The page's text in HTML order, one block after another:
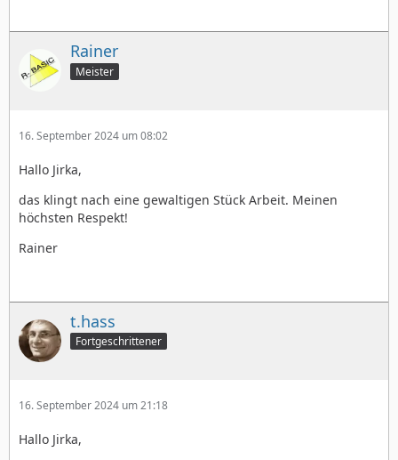
Rainer
Meister
16. September 2024 um 08:02
Hallo Jirka,
das klingt nach eine gewaltigen Stück Arbeit. Meinen
höchsten Respekt!
Rainer
t.hass
Fortgeschrittener
16. September 2024 um 21:18
Hallo Jirka,